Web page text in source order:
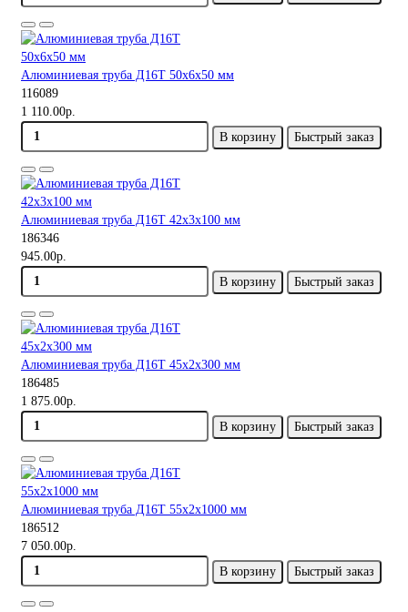
Алюминиевая труба Д16Т 50х6х50 мм
116089
1 110.00р.
В корзину
Быстрый заказ
Алюминиевая труба Д16Т 42х3х100 мм
186346
945.00р.
В корзину
Быстрый заказ
Алюминиевая труба Д16Т 45х2х300 мм
186485
1 875.00р.
В корзину
Быстрый заказ
Алюминиевая труба Д16Т 55х2х1000 мм
186512
7 050.00р.
В корзину
Быстрый заказ